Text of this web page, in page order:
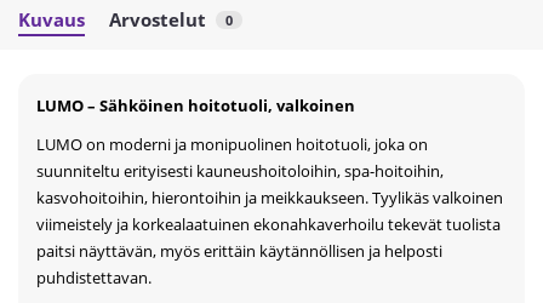
Kuvaus Arvostelut 0
LUMO – Sähköinen hoitotuoli, valkoinen
LUMO on moderni ja monipuolinen hoitotuoli, joka on
suunniteltu erityisesti kauneushoitoloihin, spa-hoitoihin,
kasvohoitoihin, hierontoihin ja meikkaukseen. Tyylikäs valkoinen
viimeistely ja korkealaatuinen ekonahkaverhoilu tekevät tuolista
paitsi näyttävän, myös erittäin käytännöllisen ja helposti
puhdistettavan.